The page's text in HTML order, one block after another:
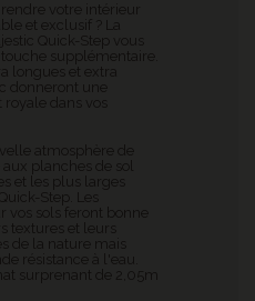
votre intérieur
et exclusif ? La
Quick-Step vous
supplémentaire.
longues et extra
donneront une
dans vos
atmosphère de
planches de sol
et les plus larges
Step. Les
vos sols feront bonne
textures et leurs
de la nature mais
résistance à l'eau.
surprenant de 2,05m